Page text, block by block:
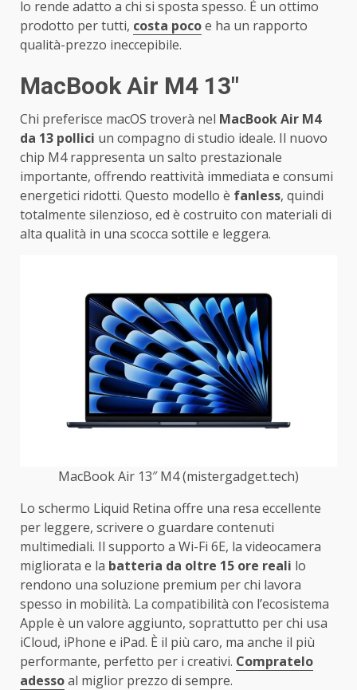
lo rende adatto a chi si sposta spesso. È un ottimo
prodotto per tutti, costa pocoe ha un rapporto
qualità-prezzo ineccepibile.
MacBook Air M4 13″
Chi preferisce macOS troverà nel MacBook Air M4
da 13 pollici un compagno di studio ideale. Il nuovo
chip M4 rappresenta un salto prestazionale
importante, offrendo reattività immediata e consumi
energetici ridotti. Questo modello è fanless, quindi
totalmente silenzioso, ed è costruito con materiali di
alta qualità in una scocca sottile e leggera.
MacBook Air 13″ M4 (mistergadget.tech)
Lo schermo Liquid Retina offre una resa eccellente
per leggere, scrivere o guardare contenuti
multimediali. Il supporto a Wi-Fi 6E, la videocamera
migliorata e la batteria da oltre 15 ore reali lo
rendono una soluzione premium per chi lavora
spesso in mobilità. La compatibilità con l’ecosistema
Apple è un valore aggiunto, soprattutto per chi usa
iCloud, iPhone e iPad. È il più caro, ma anche il più
performante, perfetto per i creativi. Compratelo
adessoal miglior prezzo di sempre.